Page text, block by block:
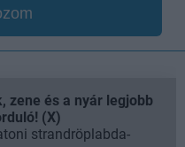
zene és a nyár legjobb
(X)
strandröplabda-